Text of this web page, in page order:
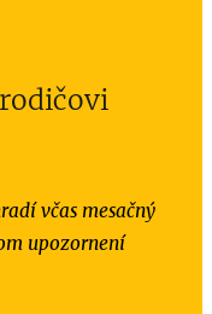
včas mesačný
upozornení